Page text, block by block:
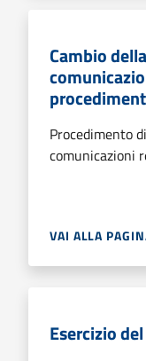
Cambio
Procedimento
comunicazioni
VAI ALLA
Esercizio